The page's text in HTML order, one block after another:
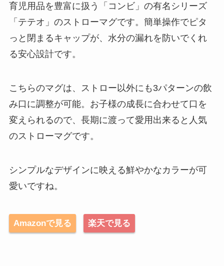
育児用品を豊富に扱う「コンビ」の有名シリーズ
「テテオ」のストローマグです。簡単操作でピタ
っと閉まるキャップが、水分の漏れを防いでくれ
る安心設計です。
こちらのマグは、ストロー以外にも3パターンの飲
み口に調整が可能。お子様の成長に合わせて口を
変えられるので、長期に渡って愛用出来ると人気
のストローマグです。
シンプルなデザインに映える鮮やかなカラーが可
愛いですね。
Amazonで見る 楽天で見る